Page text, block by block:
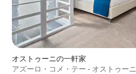
オストゥーニの一軒家
アズーロ・コメ・テー - オストゥーニ